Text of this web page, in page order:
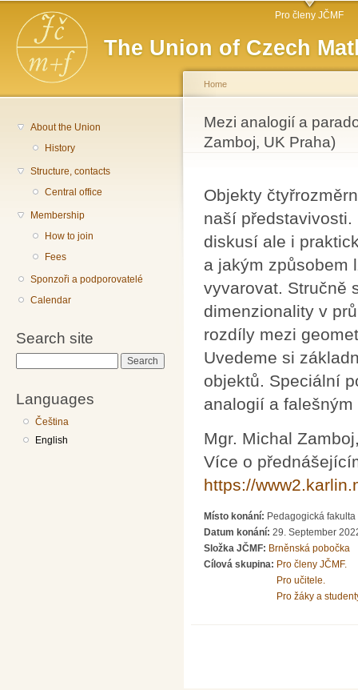
The Union of Czech
Main menu Pro členy JČMF
About the Union
History
Structure, contacts
Central office
Membership
How to join
Fees
Sponzoři a podporovatelé
Calendar
Search site
Languages
Čeština
English
You are here
Home
Mezi analogií a
Zamboj, UK Praha)
Objekty
naší
diskusí ale i
a jakým způsobem
vyvarovat. Stručně
dimenzionality v
rozdíly mezi
Uvedeme si
objektů. Speciální
analogií a
Mgr. Michal
Více o
https://
Místo konání: Pedagogická
Datum konání: 29. September
Složka JČMF: Brněnská pobočka
Cílová skupina: Pro členy JČMF.
Pro učitele.
Pro žáky a